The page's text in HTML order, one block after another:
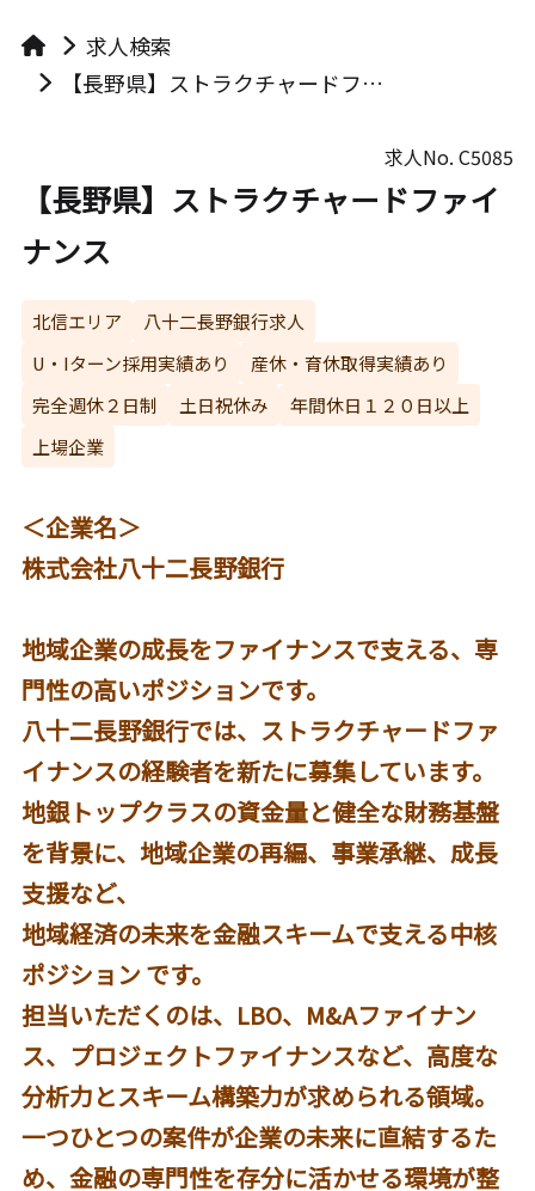
求人検索
【長野県】ストラクチャードファイナンス
求人No.C5085
【長野県】ストラクチャードファイ
ナンス
北信エリア
八十二長野銀行求人
U・Iターン採用実績あり
産休・育休取得実績あり
完全週休２日制
土日祝休み
年間休日１２０日以上
上場企業
＜企業名＞
株式会社八十二長野銀行
地域企業の成長をファイナンスで支える、専
門性の高いポジションです。
八十二長野銀行では、ストラクチャードファ
イナンスの経験者を新たに募集しています。
地銀トップクラスの資金量と健全な財務基盤
を背景に、地域企業の再編、事業承継、成長
支援など、
地域経済の未来を金融スキームで支える中核
ポジション です。
担当いただくのは、LBO、M&Aファイナン
ス、プロジェクトファイナンスなど、高度な
分析力とスキーム構築力が求められる領域。
一つひとつの案件が企業の未来に直結するた
め、金融の専門性を存分に活かせる環境が整